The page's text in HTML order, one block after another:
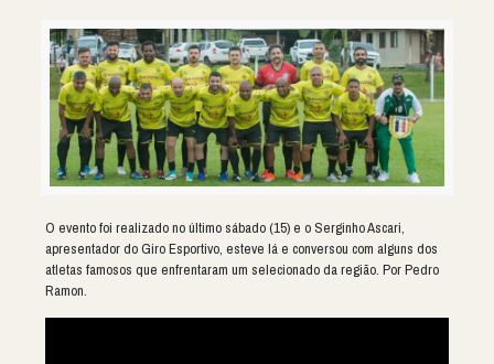
O evento foi realizado no último sábado (15) e o Serginho Ascari,
apresentador do Giro Esportivo, esteve lá e conversou com alguns dos
atletas famosos que enfrentaram um selecionado da região. Por Pedro
Ramon.